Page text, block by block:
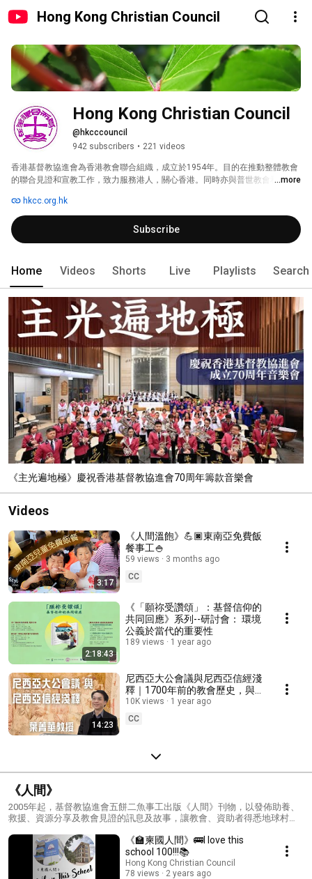
Hong Kong Christian Council
Hong Kong Christian Council
@hkcccouncil
942 subscribers • 221 videos
香港基督教協進會為香港教會聯合組織，成立於1954年。目的在推動整體教會
的聯合見證和宣教工作，致力服務港人，關心香港。同時亦與普世教會和合一
促進教會合一及普世精神。
...more
hkcc.org.hk
Subscribe
Home Videos Shorts Live Playlists Search
《主光遍地極》慶祝香港基督教協進會70周年籌款音樂會
Videos
3:17
《人間溫飽》💪🏿東南亞免費飯
餐事工🍚
59 views
3 months ago
CC
2:18:43
《「願祢受讚頌」：基督信仰的
共同回應》系列--研討會： 環境
公義於當代的重要性
189 views 1 year ago
14:23
尼西亞大公會議與尼西亞信經淺
釋｜1700年前的教會歷史，與我
們有何關係🤔｜葉菁華教授
#Nicaea2025 [cc中文字幕;
English subtitles]
10K views
1 year ago
CC
《人間》
2005年起，基督教協進會五餅二魚事工出版《人間》刊物，以發佈助養、
救援、資源分享及教會見證的訊息及故事，讓教會、資助者得悉地球村
變中的香港已經難以「生活」，在相對貧困（或在貧窮線下）的人更加難
以「生存」。 2022年，本會盼以每月一次發佈線上《人間》，鼓勵大家即
使是在紛亂的世代，仍樂意分享愛心與盼望，踐行信仰。
《🏫柬國人間》🚌I love this
school 100!!!📚
Hong Kong Christian Council
78 views
2 years ago